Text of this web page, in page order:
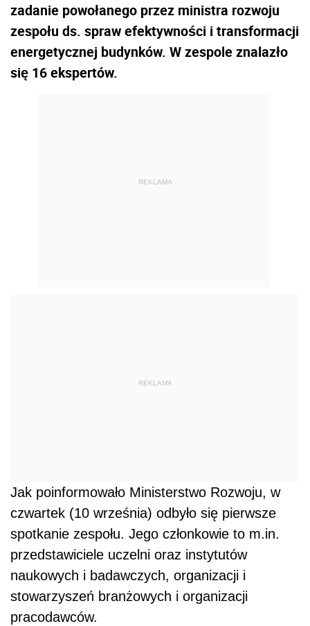
zadanie powołanego przez ministra rozwoju
zespołu ds. spraw efektywności i transformacji
energetycznej budynków. W zespole znalazło
się 16 ekspertów.
REKLAMA
REKLAMA
Jak poinformowało Ministerstwo Rozwoju, w
czwartek (10 września) odbyło się pierwsze
spotkanie zespołu. Jego członkowie to m.in.
przedstawiciele uczelni oraz instytutów
naukowych i badawczych, organizacji i
stowarzyszeń branżowych i organizacji
pracodawców.